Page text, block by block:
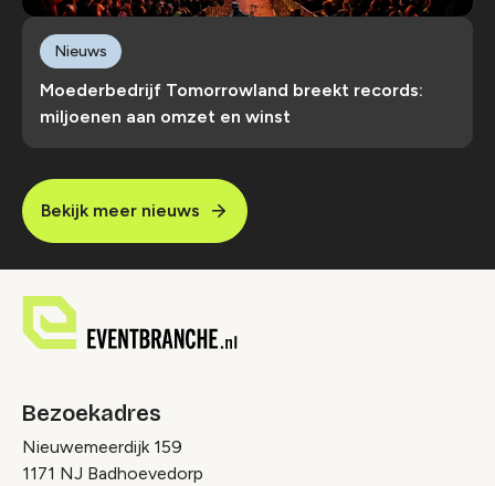
Moederbedrijf Tomorrowland breekt records:
miljoenen aan omzet en winst
Nieuws
Bekijk meer nieuws
Bezoekadres
Nieuwemeerdijk 159
1171 NJ Badhoevedorp